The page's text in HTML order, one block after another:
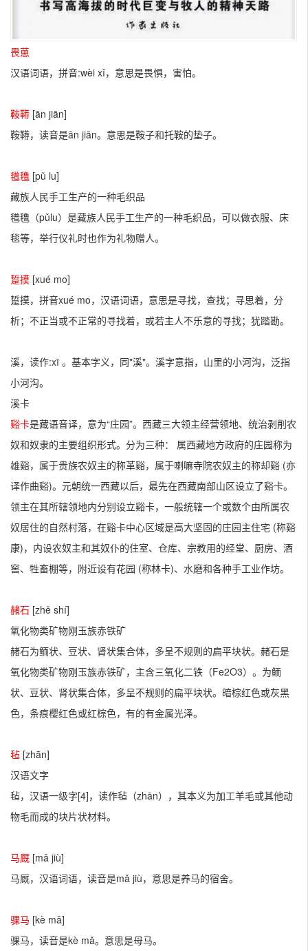
畏葸
汉语词语，拼音:wèi xǐ，意思是畏惧，害怕。
鞍鞯 [ān jiān]
鞍鞯，读音是ān jiān。意思是鞍子和托鞍的垫子。
氆氇 [pǔ lu]
藏族人民手工生产的一种毛织品
氆氇（pǔlu）是藏族人民手工生产的一种毛织品，可以做衣服、床
毯等，举行仪礼时也作为礼物赠人。
踅摸 [xué mo]
踅摸，拼音xué mo，汉语词语，意思是寻找，查找；寻思着，分
析；不正当或不正常的寻找着，或若主人不乐意的寻找；犹踏勘。
溪，读作:xī 。基本字义，同"溪"。溪字意指，山里的小河沟，泛指
小河沟。
溪卡
谿卡是藏语音译，意为“庄园”。西藏三大领主经营领地、统治剥削农
奴和奴隶的主要组织形式。分为三种： 属西藏地方政府的庄园称为
雄谿，属于贵族农奴主的称革谿，属于喇嘛寺院农奴主的称却谿 (亦
译作曲谿)。元朝统一西藏以后，最先在西藏南部山区设立了谿卡。
领主在其所辖领地内分别设立谿卡，一般统辖一个或数个由所属农
奴居住的自然村落，在谿卡中心区域是高大坚固的庄园主住宅 (称谿
康)，内设农奴主和其奴仆的住室、仓库、宗教用的经堂、厨房、酒
窖、牲畜棚等，附近设有花园 (称林卡)、水磨和各种手工业作坊。
赭石 [zhě shí]
氧化物类矿物刚玉族赤铁矿
赭石为鲕状、豆状、肾状集合体，多呈不规则的扁平块状。赭石是
氧化物类矿物刚玉族赤铁矿，主含三氧化二铁（Fe2O3）。为鲕
状、豆状、肾状集合体，多呈不规则的扁平块状。暗棕红色或灰黑
色，条痕樱红色或红棕色，有的有金属光泽。
毡 [zhān]
汉语文字
毡，汉语一级字[4]，读作毡（zhān），其本义为加工羊毛或其他动
物毛而成的块片状材料。
马厩 [mǎ jiù]
马厩，汉语词语，读音是mǎ jiù，意思是养马的宿舍。
骒马 [kè mǎ]
骒马，读音是kè mǎ。意思是母马。